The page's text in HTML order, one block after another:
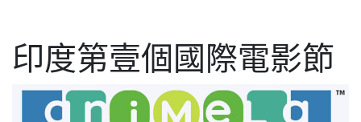
印度第壹個國際電影節